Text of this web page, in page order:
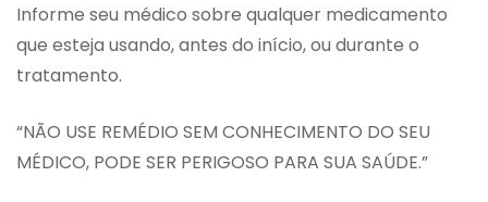
Informe seu médico sobre qualquer medicamento
que esteja usando, antes do início, ou durante o
tratamento.
“NÃO USE REMÉDIO SEM CONHECIMENTO DO SEU
MÉDICO, PODE SER PERIGOSO PARA SUA SAÚDE.”